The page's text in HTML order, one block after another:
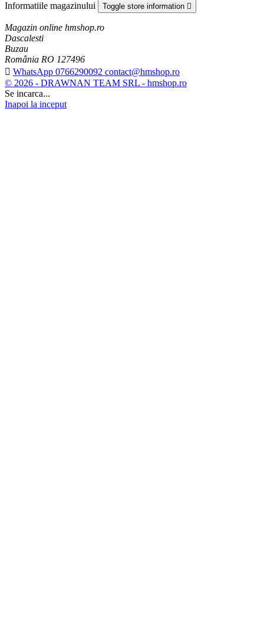
Informatiile magazinului Toggle store information 
Magazin online hmshop.ro
Dascalesti
Buzau
România RO 127496
 WhatsApp 0766290092 contact@hmshop.ro
© 2026 - DRAWNAN TEAM SRL - hmshop.ro
Se incarca...
Inapoi la inceput